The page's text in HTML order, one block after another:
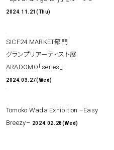
2024.11.21(Thu)
SICF24 MARKET部門
グランプリアーティスト展
ARADOMO「series」
2024.03.27(Wed)
Tomoko Wada Exhibition –Easy
Breezy– 2024.02.28(Wed)